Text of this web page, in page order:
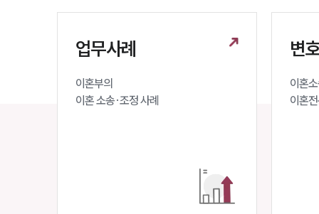
업무사례
이혼부의
이혼 소송·조정 사례
변
이혼
이혼